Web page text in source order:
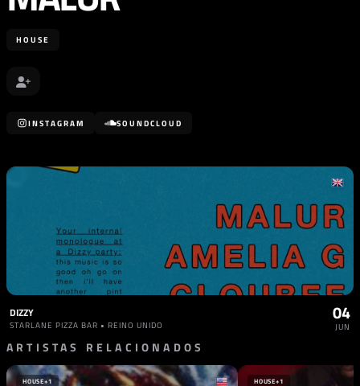
HOUSE
INSTAGRAM SOUNDCLOUD
DIZZY
STARLANE PIZZA BAR • REINO UNIDO
04
JUN
ARTISTAS RELACIONADOS
HOUSE+1 HOUSE+1